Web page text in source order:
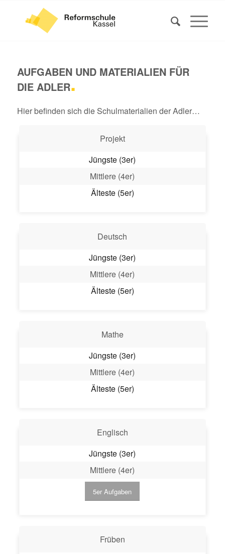
AUFGABEN UND MATERIALIEN FÜR
DIE ADLER.
Hier befinden sich die Schulmaterialien der Adler…
Projekt
Jüngste (3er)
Mittlere (4er)
Älteste (5er)
Deutsch
Jüngste (3er)
Mittlere (4er)
Älteste (5er)
Mathe
Jüngste (3er)
Mittlere (4er)
Älteste (5er)
Englisch
Jüngste (3er)
Mittlere (4er)
5er Aufgaben
Früben